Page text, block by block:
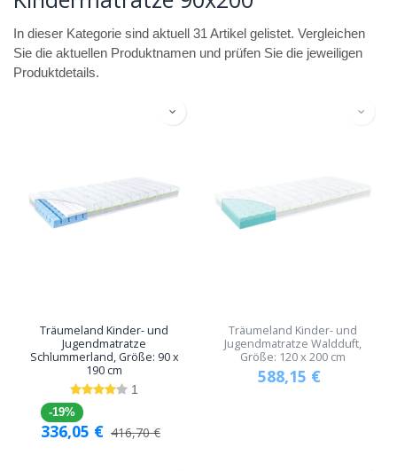
In dieser Kategorie sind aktuell 31 Artikel gelistet. Vergleichen
Sie die aktuellen Produktnamen und prüfen Sie die jeweiligen
Produktdetails.
Träumeland Kinder- und
Jugendmatratze
Schlummerland, Größe: 90 x
190 cm
1
-19%
336,05 € 416,70€
Träumeland Kinder- und
Jugendmatratze Waldduft,
Größe: 120 x 200 cm
588,15 €